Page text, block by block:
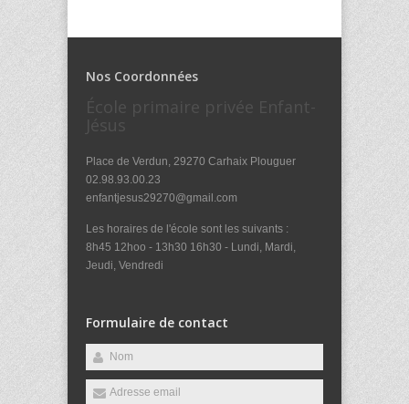
Nos Coordonnées
École primaire privée Enfant-
Jésus
Place de Verdun, 29270 Carhaix Plouguer
02.98.93.00.23
enfantjesus29270@gmail.com
Les horaires de l'école sont les suivants :
8h45 12hoo - 13h30 16h30 - Lundi, Mardi,
Jeudi, Vendredi
Formulaire de contact